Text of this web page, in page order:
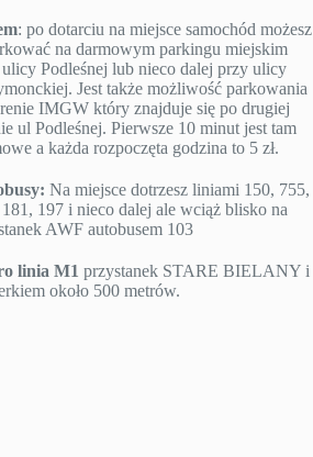
: po dotarciu na miejsce samochód możesz
na darmowym parkingu miejskim
Podleśnej lub nieco dalej przy ulicy
Jest także możliwość parkowania
IMGW który znajduje się po drugiej
ul Podleśnej. Pierwsze 10 minut jest tam
a każda rozpoczęta godzina to 5 zł.
Na miejsce dotrzesz liniami 150, 755,
197 i nieco dalej ale wciąż blisko na
AWF autobusem 103
linia M1 przystanek STARE BIELANY i
około 500 metrów.